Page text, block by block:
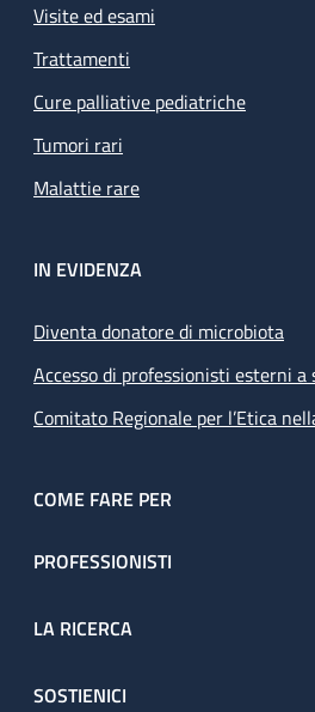
Visite ed esami
Trattamenti
Cure palliative pediatriche
Tumori rari
Malattie rare
IN EVIDENZA
Diventa donatore di microbiota
Accesso di professionisti esterni
Comitato Regionale per l’Etica
COME FARE PER
PROFESSIONISTI
LA RICERCA
SOSTIENICI